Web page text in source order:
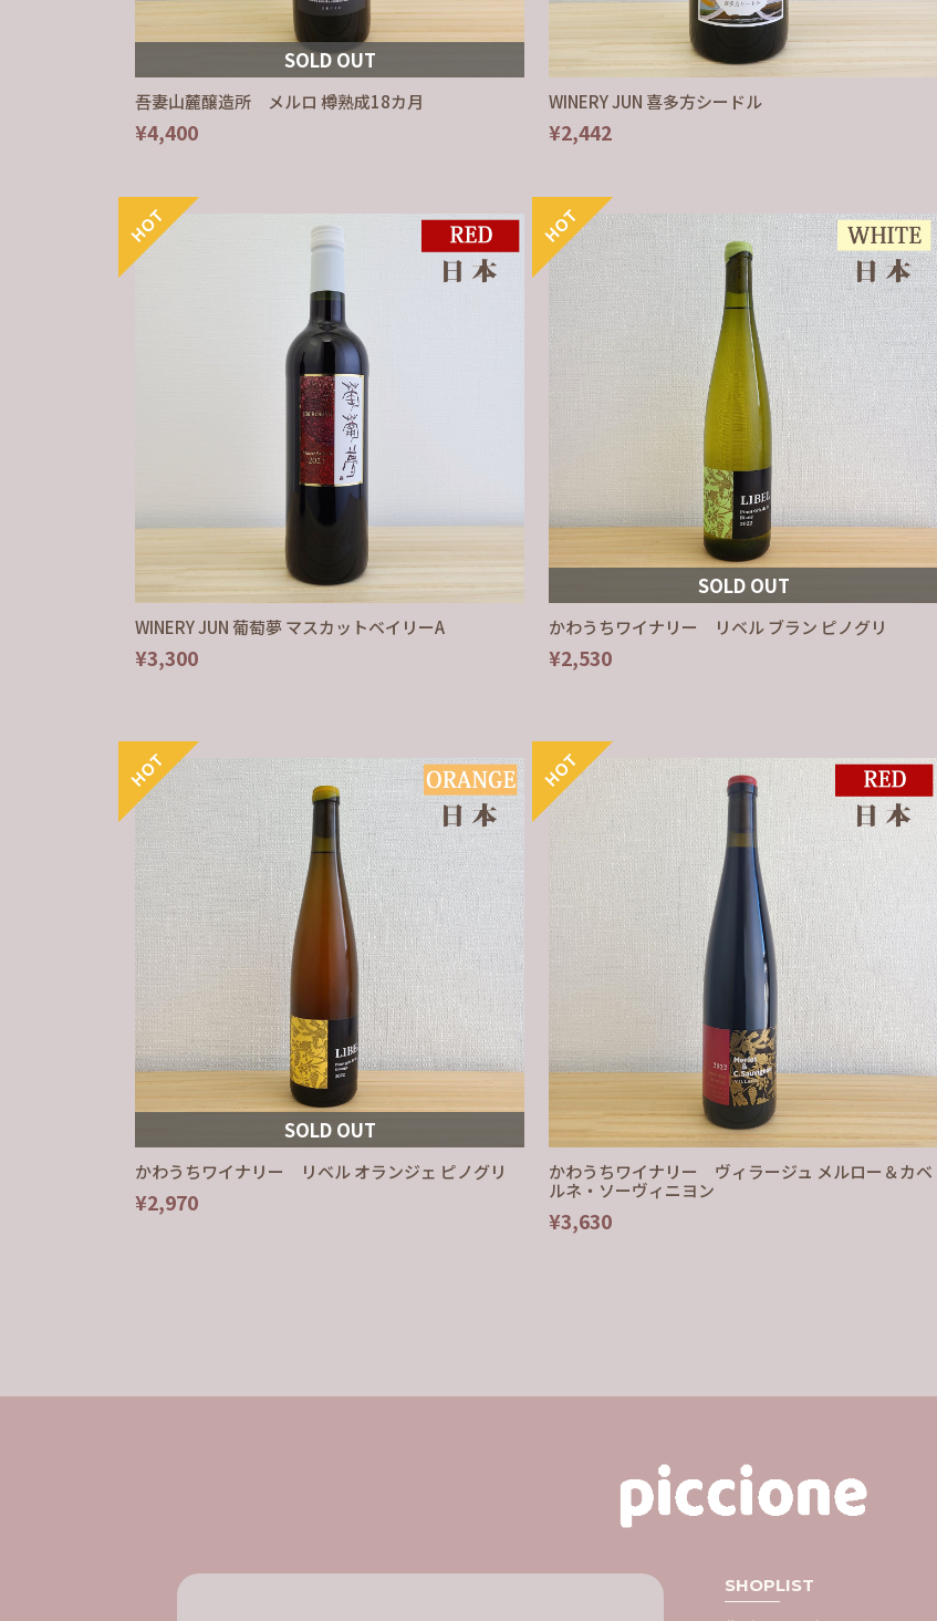
SOLD OUT
吾妻山麓醸造所 メルロ 樽熟成18カ月
¥4,400
WINERY JUN 喜多方シードル
¥2,442
WINERY JUN 葡萄夢 マスカットベイリーA
¥3,300
SOLD OUT
かわうちワイナリー リベル ブラン ピノグリ
¥2,530
SOLD OUT
かわうちワイナリー リベル オランジェ ピノグリ
¥2,970
かわうちワイナリー ヴィラージュ メルロー＆カベ
ルネ・ソーヴィニヨン
¥3,630
SHOPLIST